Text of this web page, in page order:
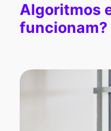
Algoritmos
funcionam?